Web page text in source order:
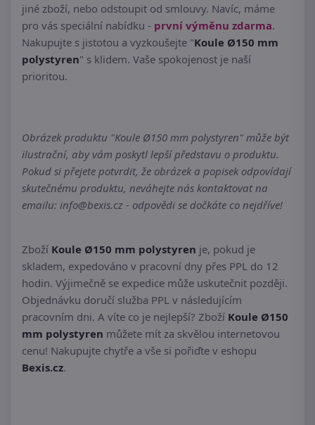
jiné zboží, nebo odstoupit od smlouvy. Navíc, máme
pro vás speciální nabídku - první výměnu zdarma.
Nakupujte s jistotou a vyzkoušejte "Koule Ø150 mm
polystyren" s klidem. Vaše spokojenost je naší
prioritou.
Obrázek produktu "Koule Ø150 mm polystyren" může být
ilustrační, aby vám poskytl lepší představu o produktu.
Pokud si přejete potvrdit, že obrázek a popisek odpovídají
skutečnému produktu, neváhejte nás kontaktovat na
emailu: info@bexis.cz - odpovědi se dočkáte co nejdříve!
Zboží Koule Ø150 mm polystyren je, pokud je
skladem, expedováno v pracovní dny přes PPL do 12
hodin. Výjimečně se expedice může uskutečnit později.
Objednávku doručí služba PPL v následujícím
pracovním dni. A víte co je nejlepší? Zboží Koule Ø150
mm polystyren můžete mít za skvělou internetovou
cenu! Nakupujte chytře a vše si pořiďte v eshopu
Bexis.cz.